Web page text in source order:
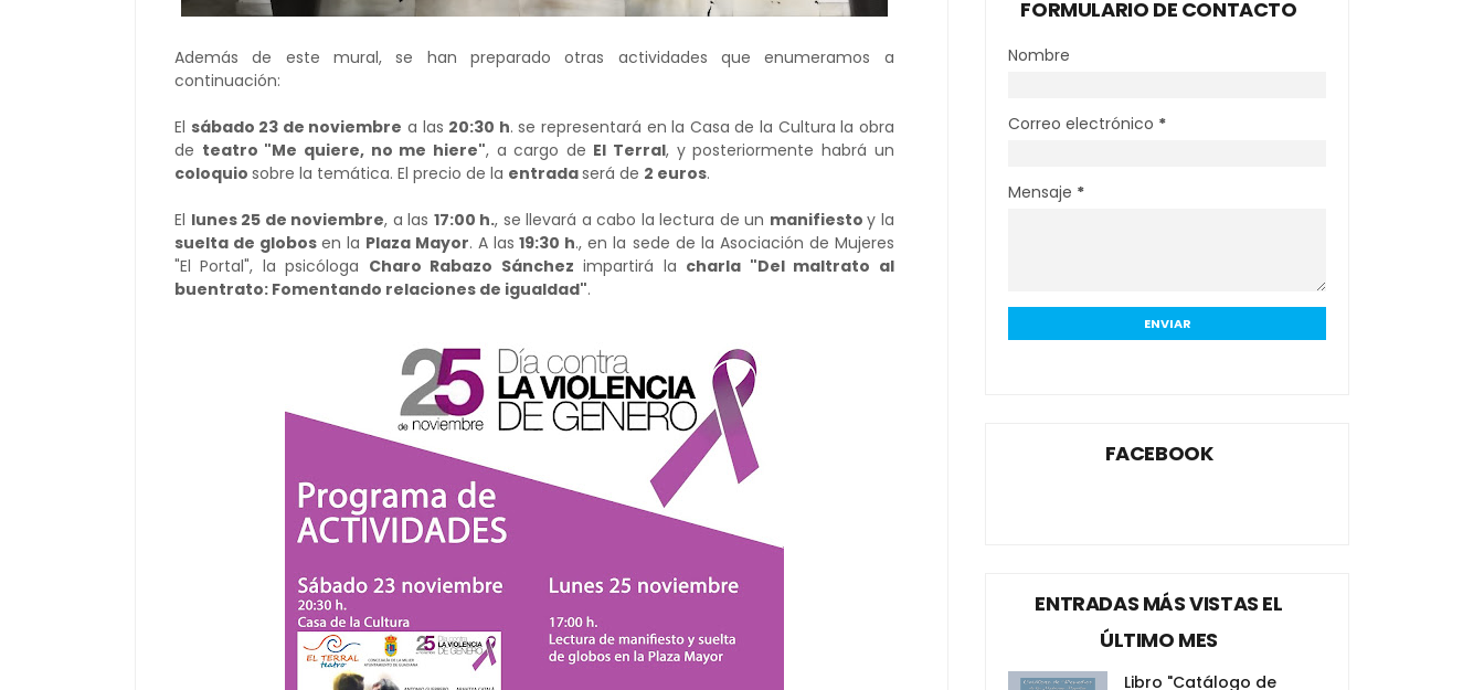
Además de este mural, se han preparado otras actividades que enumeramos a
continuación:
El sábado 23 de noviembre a las 20:30 h. se representará en la Casa de la Cultura la obra
de teatro "Me quiere, no me hiere", a cargo de El Terral, y posteriormente habrá un
coloquio sobre la temática. El precio de la entradaserá de 2 euros.
El lunes 25 de noviembre, a las 17:00 h., se llevará a cabo la lectura de un manifiestoy la
suelta de globosen la Plaza Mayor. A las 19:30 h., en la sede de la Asociación de Mujeres
"El Portal", la psicóloga Charo Rabazo Sánchez impartirá la charla "Del maltrato al
buentrato: Fomentando relaciones de igualdad".
FORMULARIO DE CONTACTO
Nombre
Correo electrónico *
Mensaje *
FACEBOOK
ENTRADAS MÁS VISTAS EL
ÚLTIMO MES
Libro "Catálogo de